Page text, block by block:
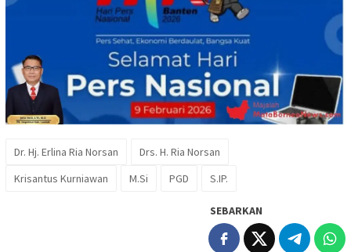
Dr. Hj. Erlina Ria Norsan
Drs. H. Ria Norsan
Krisantus Kurniawan
M.Si PGD S.IP.
SEBARKAN